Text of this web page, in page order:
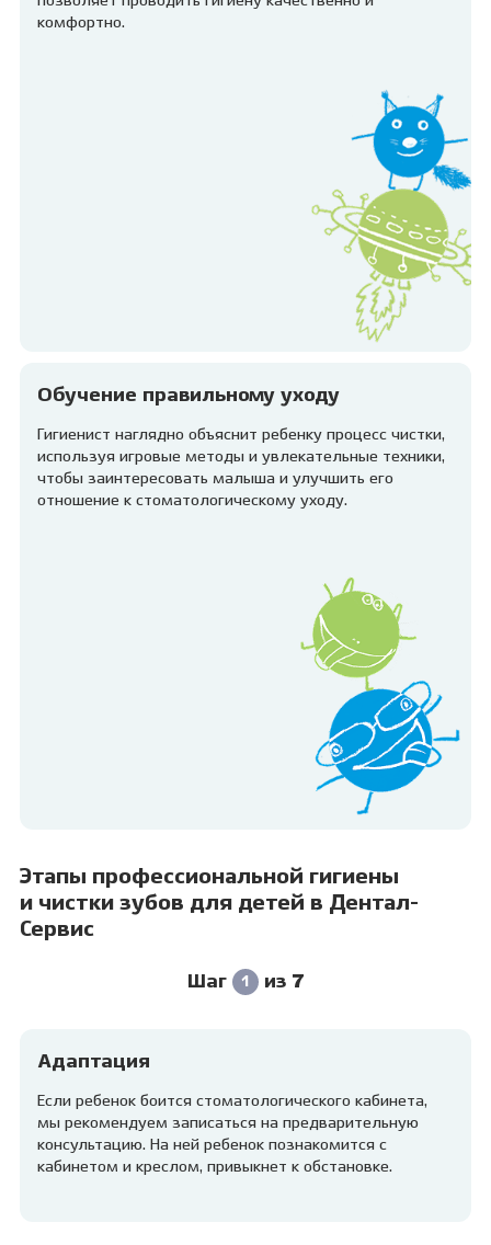
комфортно.
Обучение правильному уходу
Гигиенист наглядно объяснит ребенку процесс чистки,
используя игровые методы и увлекательные техники,
чтобы заинтересовать малыша и улучшить его
отношение к стоматологическому уходу.
Этапы профессиональной гигиены
и чистки зубов для детей в Дентал-
Сервис
Адаптация
Если ребенок боится стоматологического кабинета,
мы рекомендуем записаться на предварительную
консультацию. На ней ребенок познакомится с
кабинетом и креслом, привыкнет к обстановке.
Шаг 1 из 7